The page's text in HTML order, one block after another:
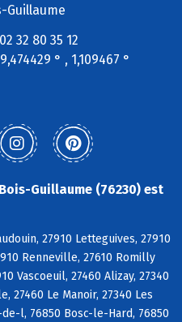
Guillaume
32 80 35 12
° , 1,109467 °
Guillaume (76230) est
27910 Letteguives, 27910
Renneville, 27610 Romilly
Vascoeuil, 27460 Alizay, 27340
27460 Le Manoir, 27340 Les
l, 76850 Bosc-le-Hard, 76850